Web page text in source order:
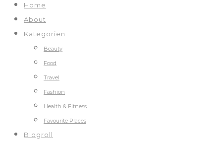
Home
About
Kategorien
Beauty
Food
Travel
Fashion
Health & Fitness
Favourite Places
Blogroll